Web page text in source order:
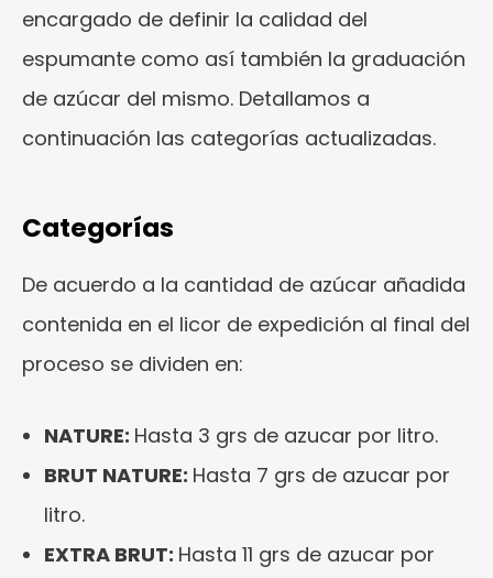
encargado de definir la calidad del
espumante como así también la graduación
de azúcar del mismo. Detallamos a
continuación las categorías actualizadas.
Categorías
De acuerdo a la cantidad de azúcar añadida
contenida en el licor de expedición al final del
proceso se dividen en:
NATURE: Hasta 3 grs de azucar por litro.
BRUT NATURE: Hasta 7 grs de azucar por
litro.
EXTRA BRUT: Hasta 11 grs de azucar por